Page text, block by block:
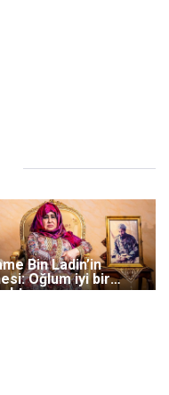
Bin Ladin’in
Oğlum iyi bir